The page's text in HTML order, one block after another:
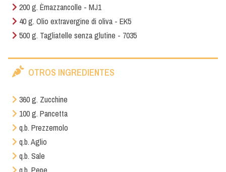
200 g. Èmazzancolle - MJ1
40 g. Olio extravergine di oliva - EK5
500 g. Tagliatelle senza glutine - 7035
OTROS INGREDIENTES
360 g. Zucchine
100 g. Pancetta
q.b. Prezzemolo
q.b. Aglio
q.b. Sale
q.b. Pepe